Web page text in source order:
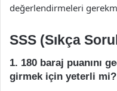
değerlendirmeleri
SSS (Sıkça
1. 180 baraj puanını
girmek için yeterli mi?